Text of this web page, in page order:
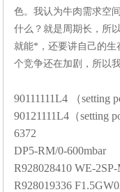
色。我认为牛肉需求空
什么？就是周期长，所
就能*，还要讲自己的生
个竞争还在加剧，所以
90111111L4 （setting
90121111L4 （setting
6372
DP5-RM/0-600mbar
R928028410 WE-
R928019336